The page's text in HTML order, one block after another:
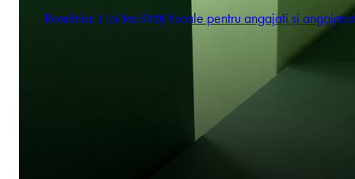
România: Noi facilități fiscale pentru angajați și